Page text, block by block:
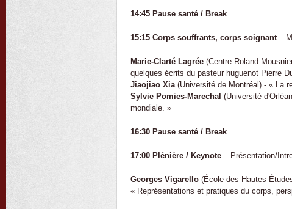
14:45 Pause santé / Break
15:15 Corps souffrants, corps soignant –
Marie-Clarté Lagrée (Centre Roland
quelques écrits du pasteur huguenot Pierre
Jiaojiao Xia (Université de Montréal) - « La
Sylvie Pomies-Marechal (Université
mondiale. »
16:30 Pause santé / Break
17:00 Plénière / Keynote – Présentation/
Georges Vigarello (École des Hautes
« Représentations et pratiques du corps,